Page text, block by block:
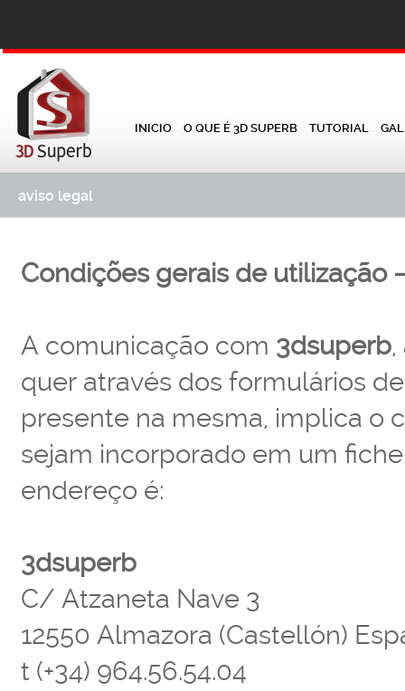
INICIO O QUE É 3D SUPERB TUTORIAL
aviso legal
Condições gerais de utilização
A comunicação com 3dsuperb
quer através dos formulários
presente na mesma, implica o
sejam incorporado em um
endereço é:
3dsuperb
C/ Atzaneta Nave 3
12550 Almazora (Castellón)
t (+34) 964.56.54.04